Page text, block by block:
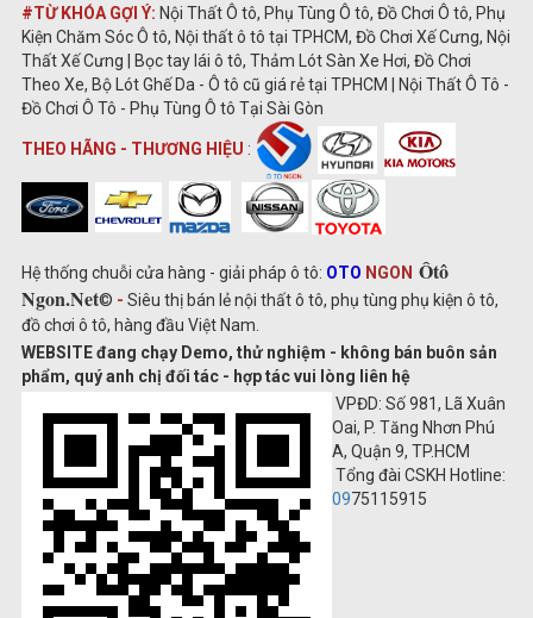
#TỪ KHÓA GỢI Ý: Nội Thất Ô tô, Phụ Tùng Ô tô, Đồ Chơi Ô tô, Phụ
Kiện Chăm Sóc Ô tô, Nội thất ô tô tại TPHCM, Đồ Chơi Xế Cưng, Nội
Thất Xế Cưng | Bọc tay lái ô tô, Thảm Lót Sàn Xe Hơi, Đồ Chơi
Theo Xe, Bộ Lót Ghế Da - Ô tô cũ giá rẻ tại TPHCM | Nội Thất Ô Tô -
Đồ Chơi Ô Tô - Phụ Tùng Ô tô Tại Sài Gòn
THEO HÃNG - THƯƠNG HIỆU :
Hệ thống chuỗi cửa hàng - giải pháp ô tô: OTO NGON Ôtô
Ngon.Net© - Siêu thị bán lẻ nội thất ô tô, phụ tùng phụ kiện ô tô,
đồ chơi ô tô, hàng đầu Việt Nam.
WEBSITE đang chạy Demo, thử nghiệm - không bán buôn sản
phẩm, quý anh chị đối tác - hợp tác vui lòng liên hệ
VPĐD: Số 981, Lã Xuân
Oai, P. Tăng Nhơn Phú
A, Quận 9, TP.HCM
Tổng đài CSKH Hotline:
0975115915